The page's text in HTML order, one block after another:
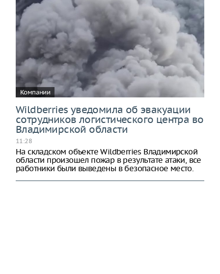
Компании
Wildberries уведомила об эвакуации
сотрудников логистического центра во
Владимирской области
11:28
На складском объекте Wildberries Владимирской
области произошел пожар в результате атаки, все
работники были выведены в безопасное место.